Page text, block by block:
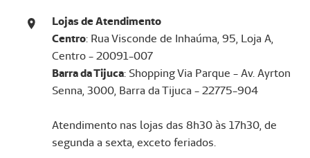
Lojas de Atendimento
Centro: Rua Visconde de Inhaúma, 95, Loja A,
Centro - 20091-007
Barra da Tijuca: Shopping Via Parque - Av. Ayrton
Senna, 3000, Barra da Tijuca - 22775-904
Atendimento nas lojas das 8h30 às 17h30, de
segunda a sexta, exceto feriados.